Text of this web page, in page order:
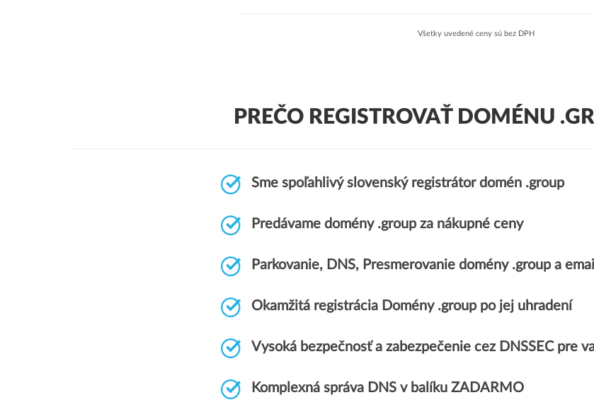
Všetky uvedené ceny sú bez DPH
PREČO REGISTROVAŤ DOMÉNU
Sme spoľahlivý slovenský registrátor domén .group
Predávame domény .group za nákupné ceny
Parkovanie, DNS, Presmerovanie domény .group a
Okamžitá registrácia Domény .group po jej uhradení
Vysoká bezpečnosť a zabezpečenie cez DNSSEC pre
Komplexná správa DNS v balíku ZADARMO